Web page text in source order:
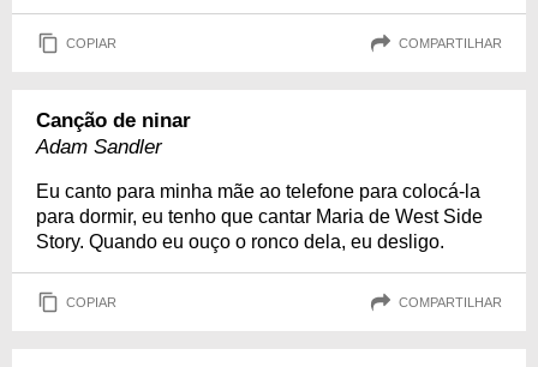
COPIAR COMPARTILHAR
Canção de ninar
Adam Sandler
Eu canto para minha mãe ao telefone para colocá-la
para dormir, eu tenho que cantar Maria de West Side
Story. Quando eu ouço o ronco dela, eu desligo.
COPIAR COMPARTILHAR